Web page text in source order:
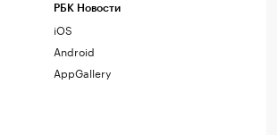
РБК Новости
iOS
Android
AppGallery